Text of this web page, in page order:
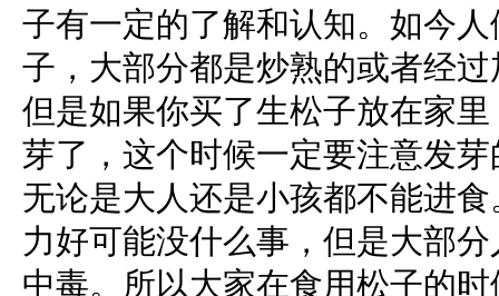
子有一定的了解和认知。如今
子，大部分都是炒熟的或者经
但是如果你买了生松子放在家
芽了，这个时候一定要注意发
无论是大人还是小孩都不能进
力好可能没什么事，但是大部
中毒。所以大家在食用松子的